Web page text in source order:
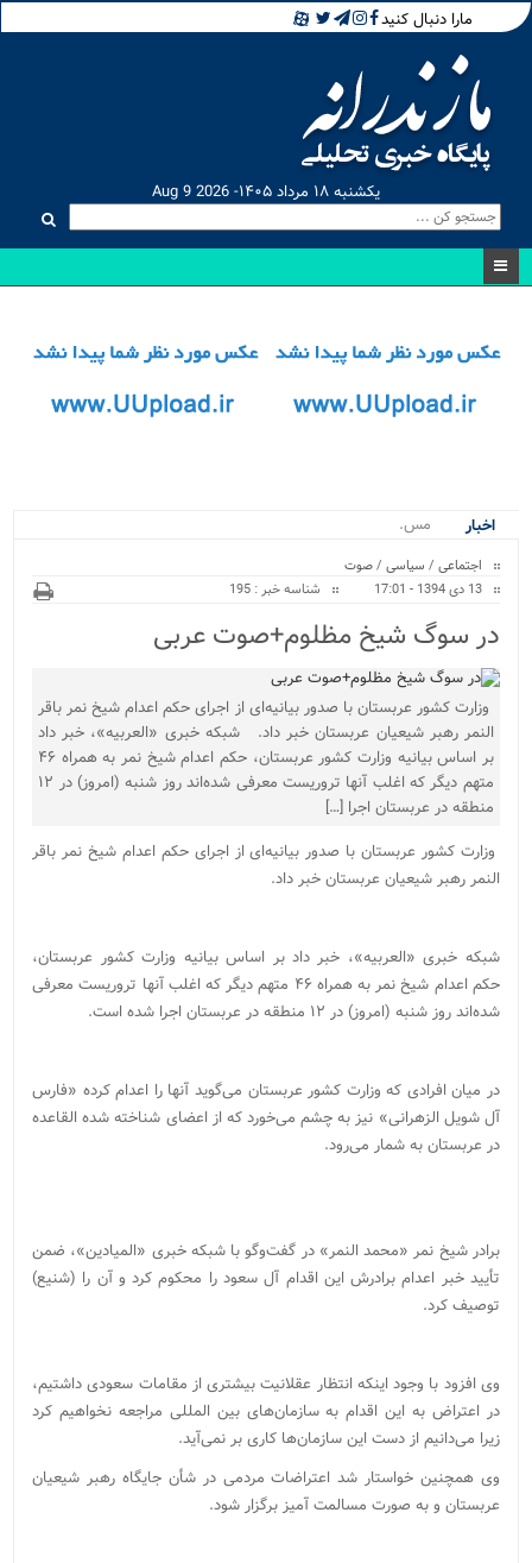
مارا دنبال کنید
یکشنبه ۱۸ مرداد ۱۴۰۵- Aug 9 2026
اخبار
مسابقات .
اجتماعی / سیاسی /صوت
13 دی 1394 - 17:01
شناسه خبر : 195
در سوگ شیخ مظلوم+صوت عربی
وزارت کشور عربستان با صدور بیانیه‌ای از اجرای حکم اعدام شیخ نمر باقر
النمر رهبر شیعیان عربستان خبر داد. شبکه خبری «العربیه»، خبر داد
بر اساس بیانیه وزارت کشور عربستان، حکم اعدام شیخ نمر به همراه ۴۶
متهم دیگر که اغلب آنها تروریست معرفی شده‌اند روز شنبه (امروز) در ۱۲
منطقه در عربستان اجرا […]
وزارت کشور عربستان با صدور بیانیه‌ای از اجرای حکم اعدام شیخ نمر باقر
النمر رهبر شیعیان عربستان خبر داد.
شبکه خبری «العربیه»، خبر داد بر اساس بیانیه وزارت کشور عربستان،
حکم اعدام شیخ نمر به همراه ۴۶ متهم دیگر که اغلب آنها تروریست معرفی
شده‌اند روز شنبه (امروز) در ۱۲ منطقه در عربستان اجرا شده است.
در میان افرادی که وزارت کشور عربستان می‌گوید آنها را اعدام کرده «فارس
آل شویل الزهرانی» نیز به چشم می‌خورد که از اعضای شناخته شده القاعده
در عربستان به شمار می‌رود.
برادر شیخ نمر «محمد النمر» در گفت‌وگو با شبکه خبری «المیادین»، ضمن
تأیید خبر اعدام برادرش این اقدام آل سعود را محکوم کرد و آن را (شنیع)
توصیف کرد.
وی افزود با وجود اینکه انتظار عقلانیت بیشتری از مقامات سعودی داشتیم،
در اعتراض به این اقدام به سازمان‌های بین المللی مراجعه نخواهیم کرد
زیرا می‌دانیم از دست این سازمان‌ها کاری بر نمی‌آید.
وی همچنین خواستار شد اعتراضات مردمی در شأن جایگاه رهبر شیعیان
عربستان و به صورت مسالمت آمیز برگزار شود.